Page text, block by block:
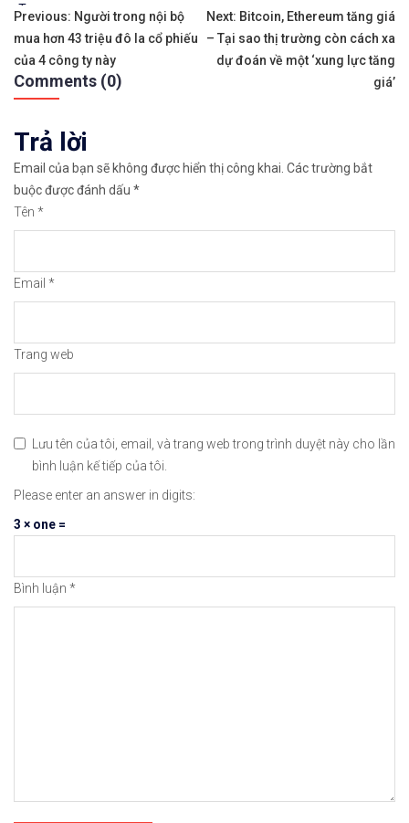
𝘔ở 𝘵à𝘪 𝘬𝘩𝘰ả𝘯 𝘵𝘳ê𝘯 𝘴à𝘯 𝘐𝘊𝘔𝘢𝘳𝘬𝘦𝘵𝘴 𝘯ổ𝘪 𝘵𝘪ế𝘯𝘨
𝘔ở 𝘵à𝘪 𝘬𝘩𝘰ả𝘯 𝘵𝘳ê𝘯 𝘴à𝘯 𝘉𝘪𝘯𝘢𝘯𝘤𝘦 𝘯ổ𝘪 𝘵𝘪ế𝘯𝘨 𝘯𝘩ấ𝘵
https://chungkhoanforex.com/trien-vong-
Cảm ơn bạn đã xem thông tin
#icmarkets #binance #exness #taichinh #dautu
Tags:
Điều
hướng
bài
viết
Previous: Người trong nội bộ
mua hơn 43 triệu đô la cổ phiếu
của 4 công ty này
Next: Bitcoin, Ethereum tăng giá
– Tại sao thị trường còn cách xa
dự đoán về một ‘xung lực tăng
giá’
Comments (0)
Trả lời
Email của bạn sẽ không được hiển thị công khai. Các trường bắt
buộc được đánh dấu *
Tên *
Email *
Trang web
Lưu tên của tôi, email, và trang web trong trình duyệt này cho lần
bình luận kế tiếp của tôi.
Please enter an answer in digits:
3 × one =
Bình luận *